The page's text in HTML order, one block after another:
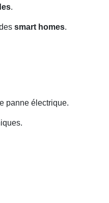
.
smart homes.
panne électrique.